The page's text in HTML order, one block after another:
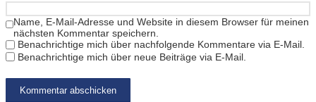
Name, E-Mail-Adresse und Website in diesem Browser für meinen
nächsten Kommentar speichern.
Benachrichtige mich über nachfolgende Kommentare via E-Mail.
Benachrichtige mich über neue Beiträge via E-Mail.